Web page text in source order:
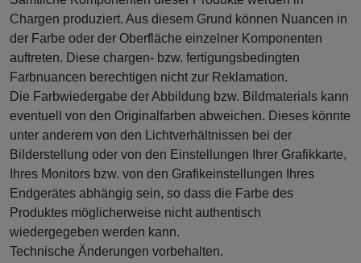
Chargen produziert. Aus diesem Grund können Nuancen in
der Farbe oder der Oberfläche einzelner Komponenten
auftreten. Diese chargen- bzw. fertigungsbedingten
Farbnuancen berechtigen nicht zur Reklamation.
Die Farbwiedergabe der Abbildung bzw. Bildmaterials kann
eventuell von den Originalfarben abweichen. Dieses könnte
unter anderem von den Lichtverhältnissen bei der
Bilderstellung oder von den Einstellungen Ihrer Grafikkarte,
Ihres Monitors bzw. von den Grafikeinstellungen Ihres
Endgerätes abhängig sein, so dass die Farbe des
Produktes möglicherweise nicht authentisch
wiedergegeben werden kann.
Technische Änderungen vorbehalten.